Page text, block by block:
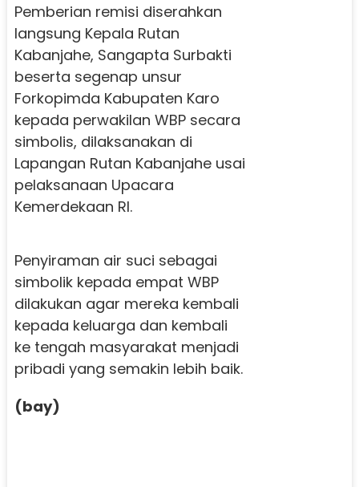
Pemberian remisi diserahkan
langsung Kepala Rutan
Kabanjahe, Sangapta Surbakti
beserta segenap unsur
Forkopimda Kabupaten Karo
kepada perwakilan WBP secara
simbolis, dilaksanakan di
Lapangan Rutan Kabanjahe usai
pelaksanaan Upacara
Kemerdekaan RI.
Penyiraman air suci sebagai
simbolik kepada empat WBP
dilakukan agar mereka kembali
kepada keluarga dan kembali
ke tengah masyarakat menjadi
pribadi yang semakin lebih baik.
(bay)